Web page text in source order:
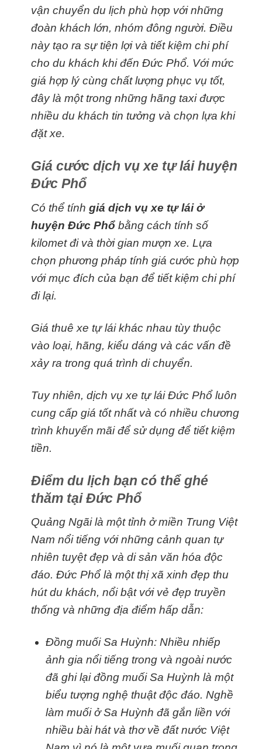
vận chuyển du lịch phù hợp với những
đoàn khách lớn, nhóm đông người. Điều
này tạo ra sự tiện lợi và tiết kiệm chi phí
cho du khách khi đến Đức Phổ. Với mức
giá hợp lý cùng chất lượng phục vụ tốt,
đây là một trong những hãng taxi được
nhiều du khách tin tưởng và chọn lựa khi
đặt xe.
Giá cước dịch vụ xe tự lái huyện
Đức Phổ
Có thể tính giá dịch vụ xe tự lái ở
huyện Đức Phổ bằng cách tính số
kilomet đi và thời gian mượn xe. Lựa
chọn phương pháp tính giá cước phù hợp
với mục đích của bạn để tiết kiệm chi phí
đi lại.
Giá thuê xe tự lái khác nhau tùy thuộc
vào loại, hãng, kiểu dáng và các vấn đề
xảy ra trong quá trình di chuyển.
Tuy nhiên, dịch vụ xe tự lái Đức Phổ luôn
cung cấp giá tốt nhất và có nhiều chương
trình khuyến mãi để sử dụng để tiết kiệm
tiền.
Điểm du lịch bạn có thể ghé
thăm tại Đức Phổ
Quảng Ngãi là một tỉnh ở miền Trung Việt
Nam nổi tiếng với những cảnh quan tự
nhiên tuyệt đẹp và di sản văn hóa độc
đáo. Đức Phổ là một thị xã xinh đẹp thu
hút du khách, nổi bật với vẻ đẹp truyền
thống và những địa điểm hấp dẫn:
Đồng muối Sa Huỳnh: Nhiều nhiếp
ảnh gia nổi tiếng trong và ngoài nước
đã ghi lại đồng muối Sa Huỳnh là một
biểu tượng nghệ thuật độc đáo. Nghề
làm muối ở Sa Huỳnh đã gắn liền với
nhiều bài hát và thơ về đất nước Việt